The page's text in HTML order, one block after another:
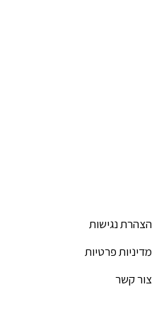
הצהרת נגישות
מדיניות פרטיות
צור קשר